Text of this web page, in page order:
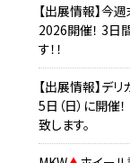
【出展情報】今
2026開催！ 3日
す！！
【出展情報】デ
5日（日）に開
致します。